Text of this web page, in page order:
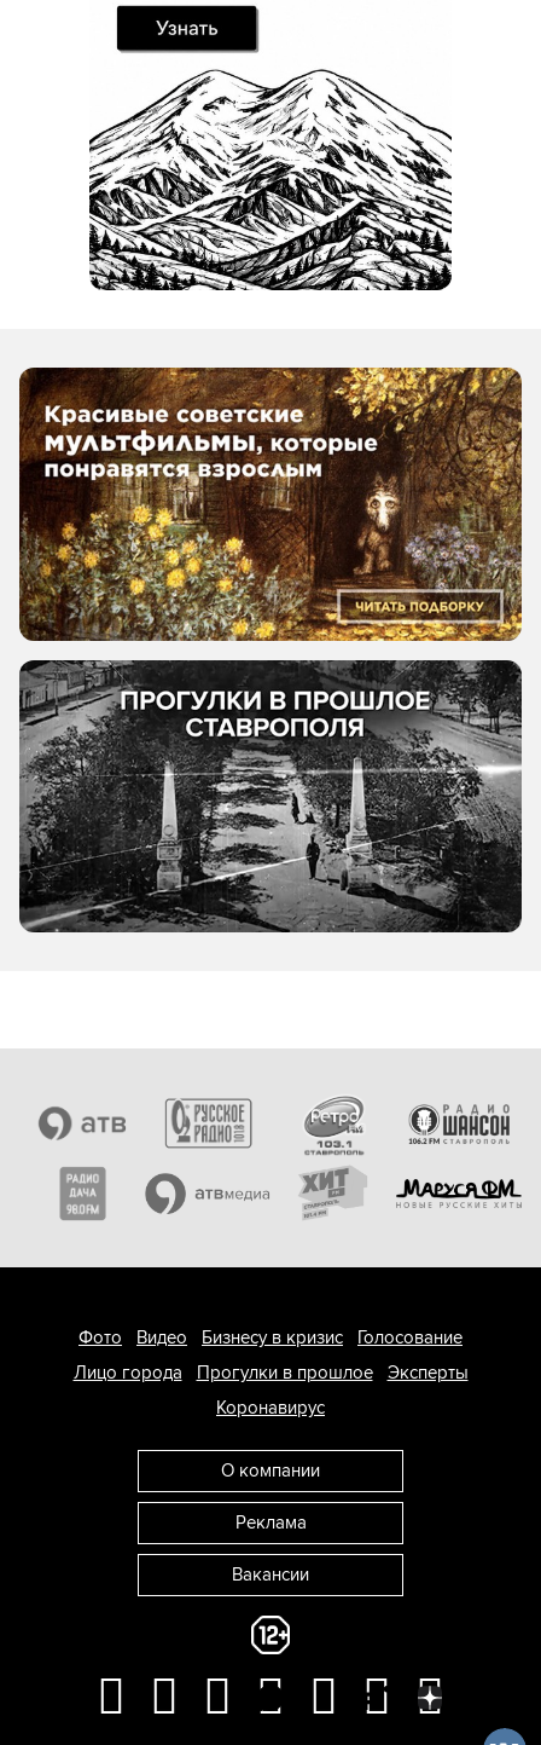
Фото Видео Бизнесу в кризис
Голосование
Лицо города
Прогулки в прошлое
Эксперты
Коронавирус
О компании
Реклама
Вакансии